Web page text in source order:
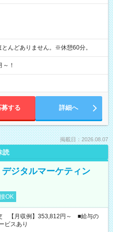
んどありません。※休憩60分。
！
募する 詳細へ
掲載日：2026.08.07
読
ジタルマーケティン
OK
【月収例】353,812円～ ■給与の
ビスあり